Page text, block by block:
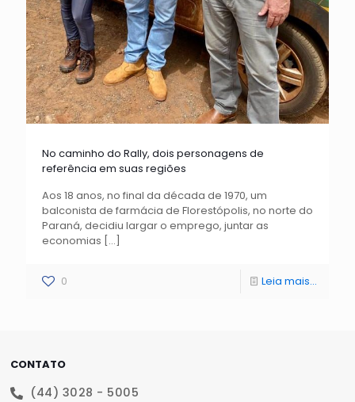
No caminho do Rally, dois personagens de
referência em suas regiões
Aos 18 anos, no final da década de 1970, um
balconista de farmácia de Florestópolis, no norte do
Paraná, decidiu largar o emprego, juntar as
economias […]
0 Leia mais...
CONTATO
(44) 3028 - 5005